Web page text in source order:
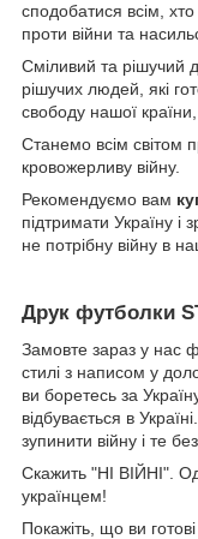
сподобатися всім, хто
проти війни та
Сміливий та рішучий
рішучих людей, які
свободу нашої
Станемо всім світом
кровожерливу війну.
Рекомендуємо вам
підтримати Україну
не потрібну війну в
Друк футболки
Замовте зараз у нас
стилі з написом у
ви боретесь за
відбувається в
зупинити війну і те
Скажить "НІ ВІЙНІ".
українцем!
Покажіть, що ви